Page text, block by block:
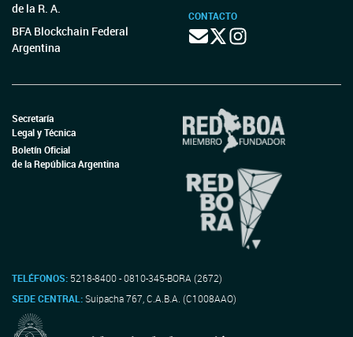
de la R. A.
BFA Blockchain Federal
Argentina
CONTACTO
Secretaría
Legal y Técnica
Boletín Oficial
de la República Argentina
TELÉFONOS: 5218-8400 - 0810-345-BORA (2672)
SEDE CENTRAL:Suipacha 767, C.A.B.A. (C1008AAO)